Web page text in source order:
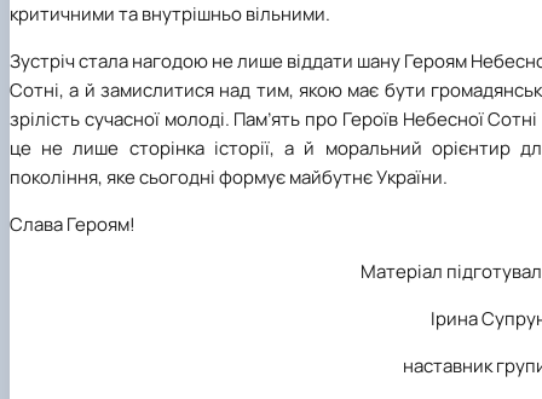
критичними та внутрішньо вільними.
Зустріч стала нагодою не лише віддати шану Героям
Сотні, а й замислитися над тим, якою має бути
зрілість сучасної молоді. Пам’ять про Героїв Небесної Сотні
це не лише сторінка історії, а й моральний орієнтир
покоління, яке сьогодні формує майбутнє України.
Слава Героям!
Матеріал
Ірина
наставник